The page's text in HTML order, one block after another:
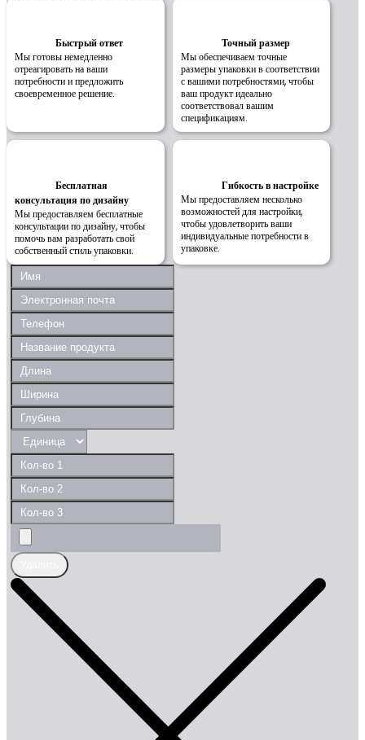
Быстрый ответ
Мы готовы немедленно
отреагировать на ваши
потребности и предложить
своевременное решение.
Точный размер
Мы обеспечиваем точные
размеры упаковки в соответствии
с вашими потребностями, чтобы
ваш продукт идеально
соответствовал вашим
спецификациям.
Бесплатная
консультация по дизайну
Мы предоставляем бесплатные
консультации по дизайну, чтобы
помочь вам разработать свой
собственный стиль упаковки.
Гибкость в настройке
Мы предоставляем несколько
возможностей для настройки,
чтобы удовлетворить ваши
индивидуальные потребности в
упаковке.